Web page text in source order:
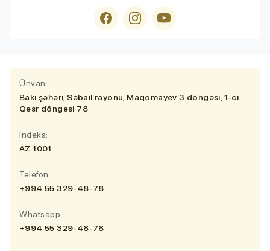
Ünvan:
Bakı şəhəri, Səbail rayonu, Maqomayev 3 döngəsi, 1-ci
Qəsr döngəsi 78
İndeks:
AZ 1001
Telefon:
+994 55 329-48-78
Whatsapp:
+994 55 329-48-78